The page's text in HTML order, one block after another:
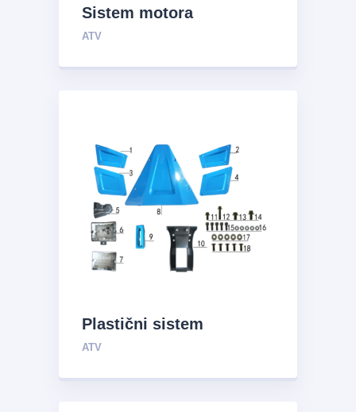
Sistem motora
ATV
Plastični sistem
ATV